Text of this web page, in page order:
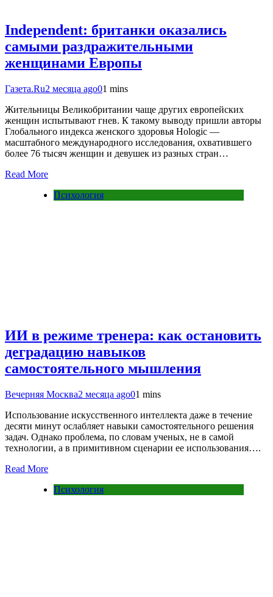
Independent: британки оказались
самыми раздражительными
женщинами Европы
Газета.Ru2 месяца ago01 mins
Жительницы Великобритании чаще других европейских
женщин испытывают гнев. К такому выводу пришли авторы
Глобального индекса женского здоровья Hologic —
масштабного международного исследования, охватившего
более 76 тысяч женщин и девушек из разных стран…
Read More
Психология
ИИ в режиме тренера: как остановить
деградацию навыков
самостоятельного мышления
Вечерняя Москва2 месяца ago01 mins
Использование искусственного интеллекта даже в течение
десяти минут ослабляет навыки самостоятельного решения
задач. Однако проблема, по словам ученых, не в самой
технологии, а в примитивном сценарии ее использования….
Read More
Психология